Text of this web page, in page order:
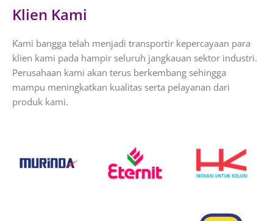
Klien Kami
Kami bangga telah menjadi transportir kepercayaan para
klien kami pada hampir seluruh jangkauan sektor industri.
Perusahaan kami akan terus berkembang sehingga
mampu meningkatkan kualitas serta pelayanan dari
produk kami.